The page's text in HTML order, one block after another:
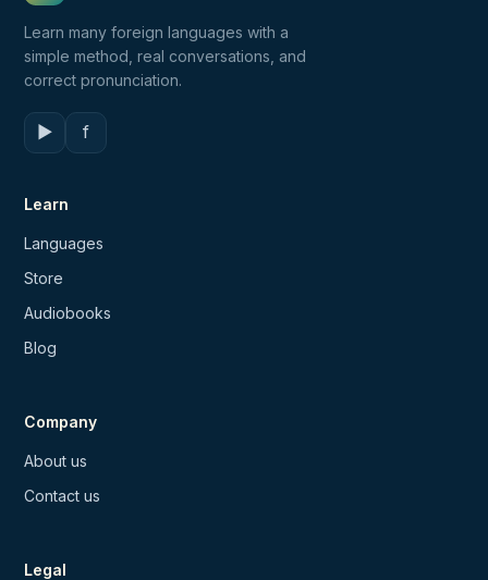
Learn many foreign languages with a
simple method, real conversations, and
correct pronunciation.
▶ f
Learn
Languages
Store
Audiobooks
Blog
Company
About us
Contact us
Legal